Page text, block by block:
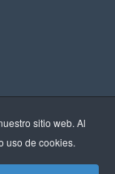
sitio web. Al
uso de cookies.